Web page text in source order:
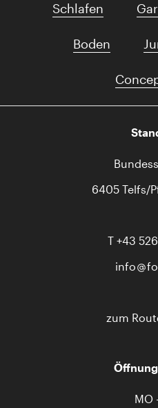
Schlafen
Boden
6405 Telfs/
T +43
info
zum
MO